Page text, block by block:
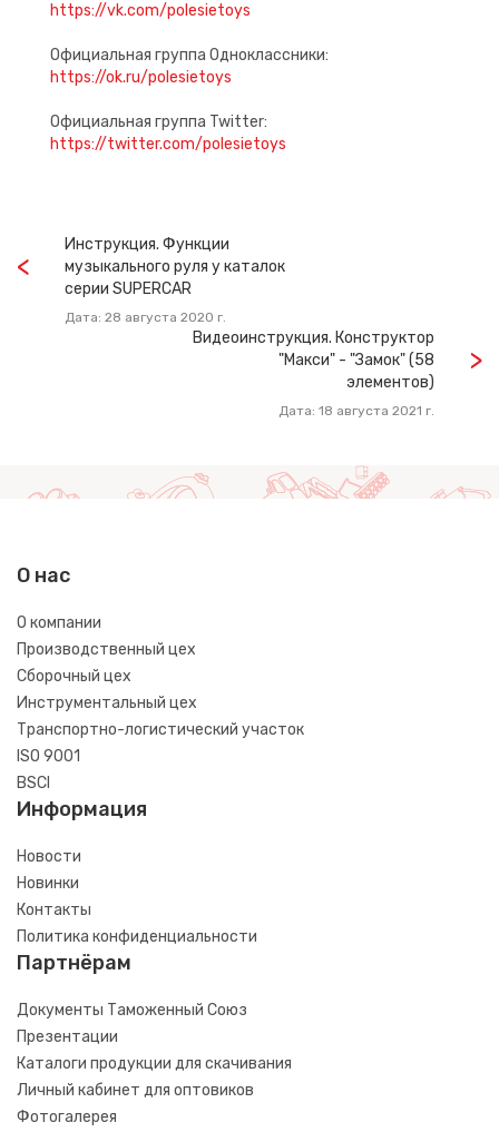
https://vk.com/polesietoys
Официальная группа Одноклассники:
https://ok.ru/polesietoys
Официальная группа Twitter:
https://twitter.com/polesietoys
Инструкция. Функции
музыкального руля у каталок
серии SUPERCAR
Дата: 28 августа 2020 г.
Видеоинструкция. Конструктор
"Макси" - "Замок" (58
элементов)
Дата: 18 августа 2021 г.
О нас
О компании
Производственный цех
Сборочный цех
Инструментальный цех
Транспортно-логистический участок
ISO 9001
BSCI
Информация
Новости
Новинки
Контакты
Политика конфиденциальности
Партнёрам
Документы Таможенный Союз
Презентации
Каталоги продукции для скачивания
Личный кабинет для оптовиков
Фотогалерея